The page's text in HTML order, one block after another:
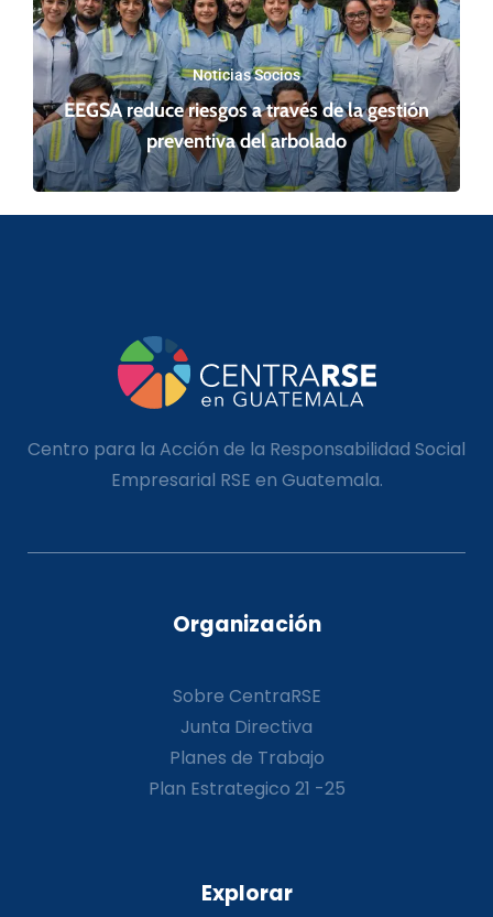
Noticias Socios
EEGSA reduce riesgos a través de la gestión
preventiva del arbolado
Centro para la Acción de la Responsabilidad Social
Empresarial RSE en Guatemala.
Organización
Sobre CentraRSE
Junta Directiva
Planes de Trabajo
Plan Estrategico 21 -25
Explorar